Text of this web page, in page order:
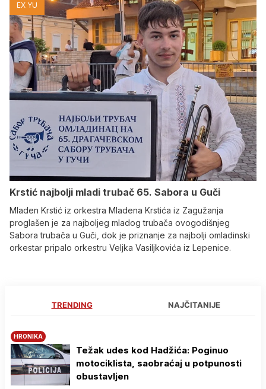
EX YU
Krstić najbolji mladi trubač 65. Sabora u Guči
Mladen Krstić iz orkestra Mladena Krstića iz Zagužanja
proglašen je za najboljeg mladog trubača ovogodišnjeg
Sabora trubača u Guči, dok je priznanje za najbolji omladinski
orkestar pripalo orkestru Veljka Vasiljkovića iz Lepenice.
TRENDING NAJČITANIJE
HRONIKA
Težak udes kod Hadžića: Poginuo
motociklista, saobraćaj u potpunosti
obustavljen